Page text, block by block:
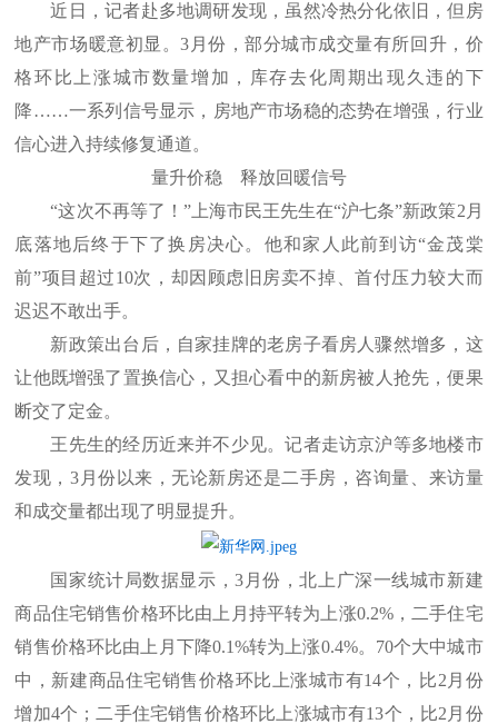
近日，记者赴多地调研发现，虽然冷热分化依旧，但房
地产市场暖意初显。3月份，部分城市成交量有所回升，价
格环比上涨城市数量增加，库存去化周期出现久违的下
降……一系列信号显示，房地产市场稳的态势在增强，行业
信心进入持续修复通道。
量升价稳 释放回暖信号
“这次不再等了！”上海市民王先生在“沪七条”新政策2月
底落地后终于下了换房决心。他和家人此前到访“金茂棠
前”项目超过10次，却因顾虑旧房卖不掉、首付压力较大而
迟迟不敢出手。
新政策出台后，自家挂牌的老房子看房人骤然增多，这
让他既增强了置换信心，又担心看中的新房被人抢先，便果
断交了定金。
王先生的经历近来并不少见。记者走访京沪等多地楼市
发现，3月份以来，无论新房还是二手房，咨询量、来访量
和成交量都出现了明显提升。
国家统计局数据显示，3月份，北上广深一线城市新建
商品住宅销售价格环比由上月持平转为上涨0.2%，二手住宅
销售价格环比由上月下降0.1%转为上涨0.4%。70个大中城市
中，新建商品住宅销售价格环比上涨城市有14个，比2月份
增加4个；二手住宅销售价格环比上涨城市有13个，比2月份